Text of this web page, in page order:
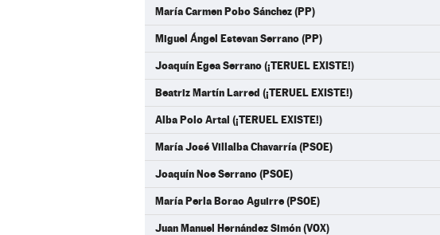
María Carmen Pobo Sánchez (PP)
Miguel Ángel Estevan Serrano (PP)
Joaquín Egea Serrano (¡TERUEL EXISTE!)
Beatriz Martín Larred (¡TERUEL EXISTE!)
Alba Polo Artal (¡TERUEL EXISTE!)
María José Villalba Chavarría (PSOE)
Joaquín Noe Serrano (PSOE)
María Perla Borao Aguirre (PSOE)
Juan Manuel Hernández Simón (VOX)